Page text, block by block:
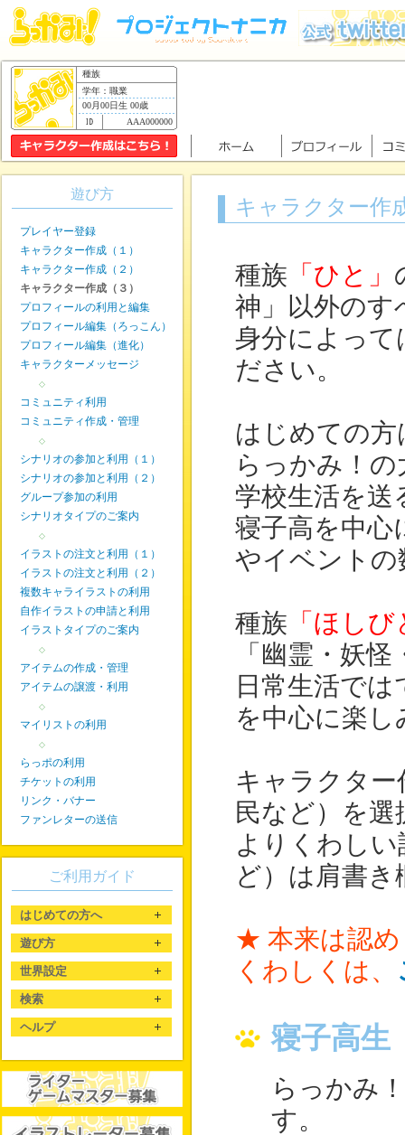
種族
学年：職業
00月00日生 00歳
AAA000000
キャラクター作
種族 「ひと」
神」以外のす
身分によって
ださい。
はじめての方
らっかみ！
学校生活を送
寝子高を中心
やイベント
種族 「ほし
「幽霊・妖
日常生活で
を中心に楽
キャラクター
民など）を選
よりくわし
ど）は肩書
★ 本来は認
くわしくは、
寝子高生
らっかみ
す。
遊び方
プレイヤー登録
キャラクター作成（１）
キャラクター作成（２）
キャラクター作成（３）
プロフィールの利用と編集
プロフィール編集（ろっこん）
プロフィール編集（進化）
キャラクターメッセージ
◇
コミュニティ利用
コミュニティ作成・管理
◇
シナリオの参加と利用（１）
シナリオの参加と利用（２）
グループ参加の利用
シナリオタイプのご案内
◇
イラストの注文と利用（１）
イラストの注文と利用（２）
複数キャライラストの利用
自作イラストの申請と利用
イラストタイプのご案内
◇
アイテムの作成・管理
アイテムの譲渡・利用
◇
マイリストの利用
◇
らっポの利用
チケットの利用
リンク・バナー
ファンレターの送信
ご利用ガイド
はじめての方へ
遊び方
世界設定
検索
ヘルプ